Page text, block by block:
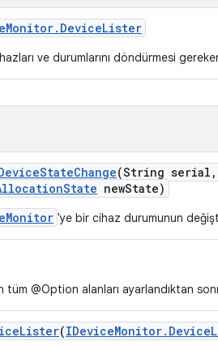
Monitor. DeviceLister
ve durumlarını döndürmesi
StateChange(String serial ,
State newState)
'ye bir cihaz durumunun
tüm @Option alanları ayarlandıktan
Lister(IDeviceMonitor. Device